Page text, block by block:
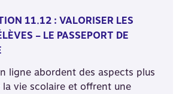
11.12 : VALORISER LES
– LE PASSEPORT DE
ligne abordent des aspects plus
la vie scolaire et offrent une